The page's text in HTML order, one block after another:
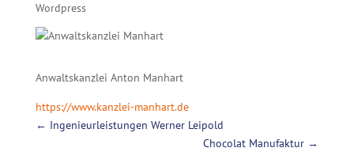
Wordpress
Anwaltskanzlei Anton Manhart
https://www.kanzlei-manhart.de
← Ingenieurleistungen Werner Leipold
Chocolat Manufaktur →